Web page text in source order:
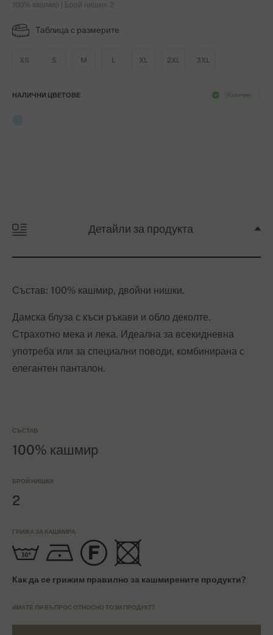
100% кашмир | Брой нишки: 2
Таблица с размерите
XS S M L XL 2XL 3XL
Налично
НАЛИЧНИ ЦВЕТОВЕ
Детайли за продукта
Състав: 100% кашмир, двойни нишки.
Дамска блуза с къси ръкави и обло деколте.
Страхотно мека и лека. Идеална за всекидневна
употреба или за специални поводи, комбинирана с
елегантен панталон.
СЪСТАВ
100% кашмир
БРОЙ НИШКИ
2
ГРИЖА ЗА КАШМИРА
Как да се грижим правилно за кашмирените продукти?
ИМАТЕ ЛИ ВЪПРОС ОТНОСНО ТОЗИ ПРОДУКТ?